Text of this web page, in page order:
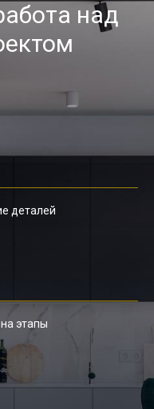
над
деталей
этапы